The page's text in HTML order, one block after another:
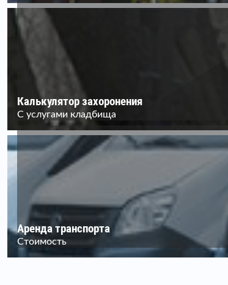
Калькулятор захоронения
С услугами кладбища
Аренда транспорта
Стоимость